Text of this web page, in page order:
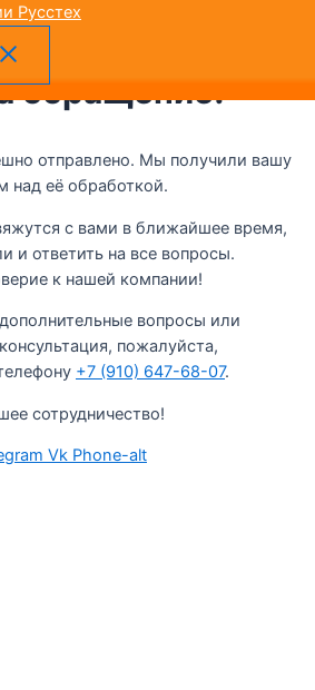
Telegram
обращение!
отправлено. Мы получили вашу
над её обработкой.
с вами в ближайшее время,
и ответить на все вопросы.
к нашей компании!
вопросы или
пожалуйста,
+7 (910) 647-68-07.
сотрудничество!
Vk Phone-alt